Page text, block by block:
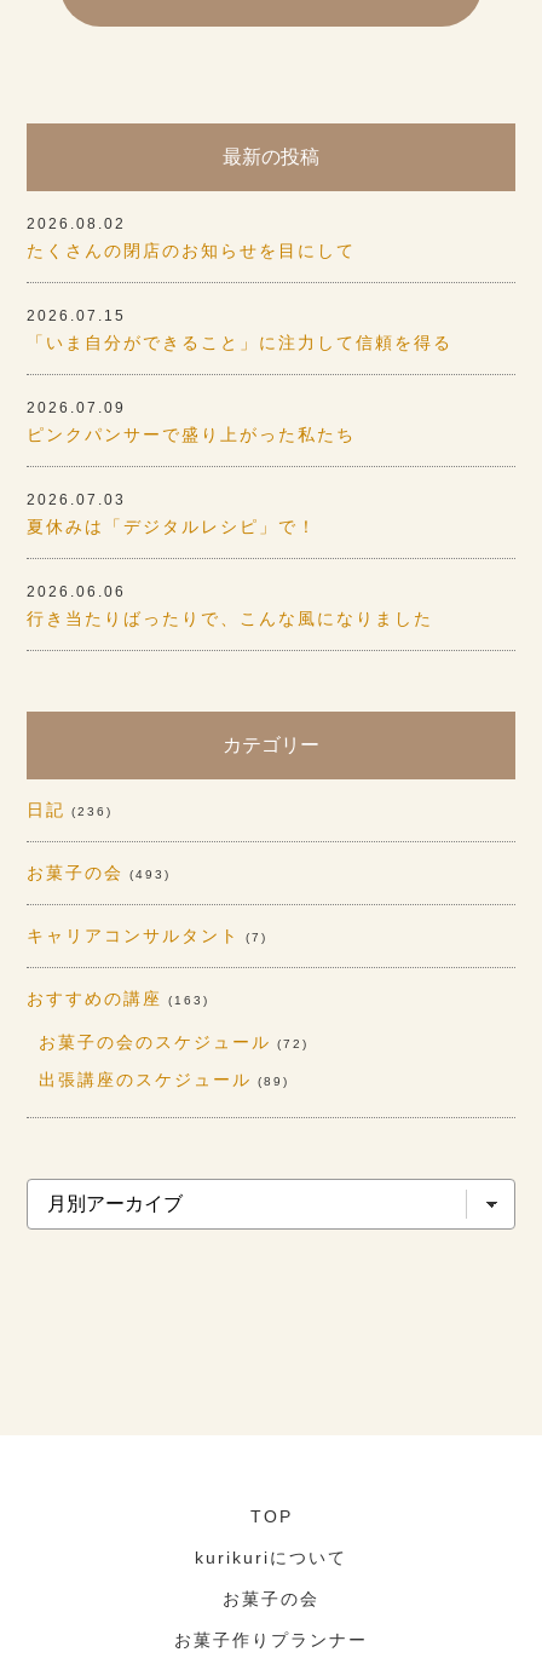
最新の投稿
2026.08.02
たくさんの閉店のお知らせを目にして
2026.07.15
「いま自分ができること」に注力して信頼を得る
2026.07.09
ピンクパンサーで盛り上がった私たち
2026.07.03
夏休みは「デジタルレシピ」で！
2026.06.06
行き当たりばったりで、こんな風になりました
カテゴリー
日記 (236)
お菓子の会 (493)
キャリアコンサルタント (7)
おすすめの講座 (163)
お菓子の会のスケジュール (72)
出張講座のスケジュール (89)
TOP
kurikuriについて
お菓子の会
お菓子作りプランナー